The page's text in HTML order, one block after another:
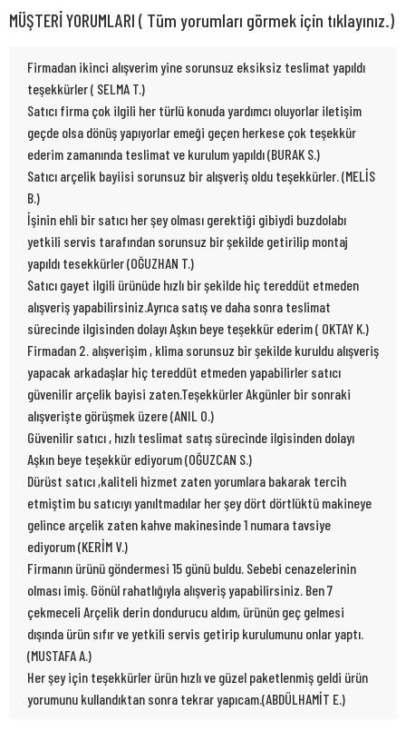
MÜŞTERİ YORUMLARI ( Tüm yorumları görmek için tıklayınız.)
Firmadan ikinci alışverim yine sorunsuz eksiksiz teslimat yapıldı
teşekkürler ( SELMA T.)
Satıcı firma çok ilgili her türlü konuda yardımcı oluyorlar iletişim
geçde olsa dönüş yapıyorlar emeği geçen herkese çok teşekkür
ederim zamanında teslimat ve kurulum yapıldı (BURAK S.)
Satıcı arçelik bayiisi sorunsuz bir alışveriş oldu teşekkürler. (MELİS
B.)
İşinin ehli bir satıcı her şey olması gerektiği gibiydi buzdolabı
yetkili servis tarafından sorunsuz bir şekilde getirilip montaj
yapıldı tesekkürler (OĞUZHAN T.)
Satıcı gayet ilgili ürünüde hızlı bir şekilde hiç tereddüt etmeden
alışveriş yapabilirsiniz.Ayrıca satış ve daha sonra teslimat
sürecinde ilgisinden dolayı Aşkın beye teşekkür ederim ( OKTAY K.)
Firmadan 2. alışverişim , klima sorunsuz bir şekilde kuruldu alışveriş
yapacak arkadaşlar hiç tereddüt etmeden yapabilirler satıcı
güvenilir arçelik bayisi zaten.Teşekkürler Akgünler bir sonraki
alışverişte görüşmek üzere (ANIL O.)
Güvenilir satıcı , hızlı teslimat satış sürecinde ilgisinden dolayı
Aşkın beye teşekkür ediyorum (OĞUZCAN S.)
Dürüst satıcı ,kaliteli hizmet zaten yorumlara bakarak tercih
etmiştim bu satıcıyı yanıltmadılar her şey dört dörtlüktü makineye
gelince arçelik zaten kahve makinesinde 1 numara tavsiye
ediyorum (KERİM V.)
Firmanın ürünü göndermesi 15 günü buldu. Sebebi cenazelerinin
olması imiş. Gönül rahatlığıyla alışveriş yapabilirsiniz. Ben 7
çekmeceli Arçelik derin dondurucu aldım, ürünün geç gelmesi
dışında ürün sıfır ve yetkili servis getirip kurulumunu onlar yaptı.
(MUSTAFA A.)
Her şey için teşekkürler ürün hızlı ve güzel paketlenmiş geldi ürün
yorumunu kullandıktan sonra tekrar yapıcam.(ABDÜLHAMİT E.)